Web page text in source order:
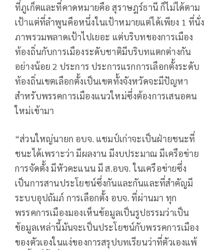
ที่ภูเก็ตและที่คาดหมายคือ สุราษฎร์ธานี ก็ไม่ได้ตาม
เป้าแต่ที่ลำพูนคือหนึ่งในเป้าหมายแต่ได้เพียง 1 ที่นั่ง
ภาพรวมพลาดเป้าไปเยอะ แต่บริบทของการเมือง
ท้องถิ่นกับการเมืองระดับชาติมีบริบทแตกต่างกัน
อย่างน้อย 2 ประการ ประการแรกการเลือกตั้งระดับ
ท้องถิ่นเขตเลือกตั้งเป็นเขตทั้งจังหวัดจะมีปัญหา
สำหรับพรรคการเมืองแนวใหม่ซึ่งต้องการเสนอคน
ใหม่เข้ามา
“ส่วนใหญ่นายก อบจ. แชมป์เก่าจะเป็นฝ่ายชนะที่
ชนะได้เพราะว่า มีผลงาน มีงบประมาณ มีเครือข่าย
การจัดตั้ง มีหัวคะแนน มี ส.อบจ. ในเครือข่ายซึ่ง
เป็นการสานประโยชน์ซึ่งกันและกันและที่สำคัญมี
ระบบอุปถัมภ์ การเลือกตั้ง อบจ. ที่ผ่านมา ทุก
พรรคการเมืองมองเห็นข้อมูลเป็นรูปธรรมว่าเป็น
ข้อมูลเหล่านี้มันจะเป็นประโยชน์กับพรรคการเมือง
ของตัวเองในแง่ของการสรุปบทเรียนว่าที่ตัวเองแพ้